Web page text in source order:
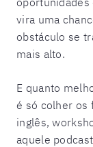
vira uma
obstáculo se
mais alto.
E quanto
é só colher os
inglês,
aquele